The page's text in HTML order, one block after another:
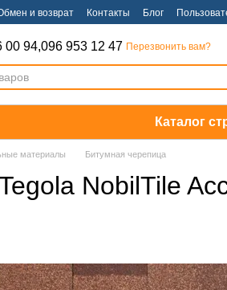
и возврат Контакты Блог
00 94,096 953 12 47 Перезвонить вам?
Каталог
материалы Битумная черепица
NobilTile